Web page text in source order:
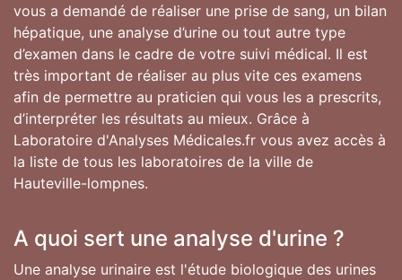
vous a demandé de réaliser une prise de sang, un bilan
hépatique, une analyse d’urine ou tout autre type
d’examen dans le cadre de votre suivi médical. Il est
très important de réaliser au plus vite ces examens
afin de permettre au praticien qui vous les a prescrits,
d’interpréter les résultats au mieux. Grâce à
Laboratoire d'Analyses Médicales.fr vous avez accès à
la liste de tous les laboratoires de la ville de
Hauteville-lompnes.
A quoi sert une analyse d'urine ?
Une analyse urinaire est l'étude biologique des urines